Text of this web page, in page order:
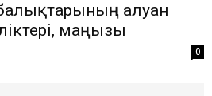
алуан
маңызы
0